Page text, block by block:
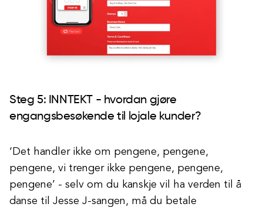
Steg 5: INNTEKT - hvordan gjøre
engangsbesøkende til lojale kunder?
‘Det handler ikke om pengene, pengene,
pengene, vi trenger ikke pengene, pengene,
pengene’ - selv om du kanskje vil ha verden til å
danse til Jesse J-sangen, må du betale